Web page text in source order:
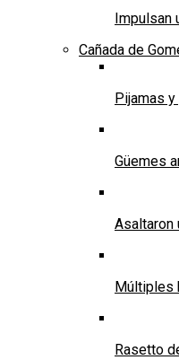
Impulsan
Cañada de
Pijamas
Güemes
Asaltaron
Múltiples
Rasetto